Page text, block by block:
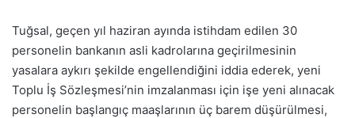
Tuğsal, geçen yıl haziran ayında istihdam edilen 30
personelin bankanın asli kadrolarına geçirilmesinin
yasalara aykırı şekilde engellendiğini iddia ederek, yeni
Toplu İş Sözleşmesi’nin imzalanması için işe yeni alınacak
personelin başlangıç maaşlarının üç barem düşürülmesi,